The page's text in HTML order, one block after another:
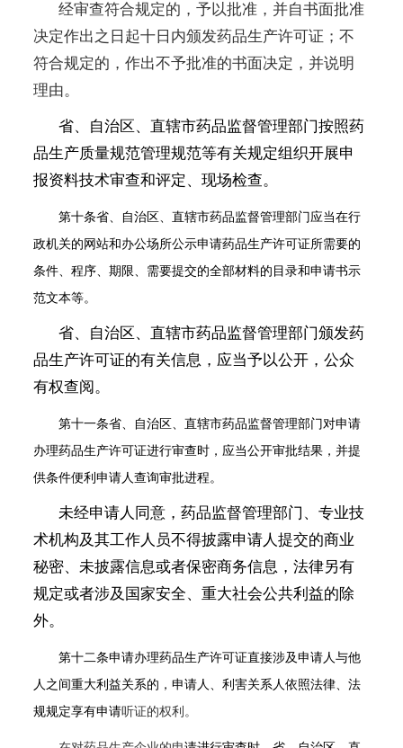
经审查符合规定的，予以批准，并自书面批准
决定作出之日起十日内颁发药品生产许可证；不
符合规定的，作出不予批准的书面决定，并说明
理由。
省、自治区、直辖市药品监督管理部门按照药
品生产质量规范管理规范等有关规定组织开展申
报资料技术审查和评定、现场检查。
第十条省、自治区、直辖市药品监督管理部门应当在行
政机关的网站和办公场所公示申请药品生产许可证所需要的
条件、程序、期限、需要提交的全部材料的目录和申请书示
范文本等。
省、自治区、直辖市药品监督管理部门颁发药
品生产许可证的有关信息，应当予以公开，公众
有权查阅。
第十一条省、自治区、直辖市药品监督管理部门对申请
办理药品生产许可证进行审查时，应当公开审批结果，并提
供条件便利申请人查询审批进程。
未经申请人同意，药品监督管理部门、专业技
术机构及其工作人员不得披露申请人提交的商业
秘密、未披露信息或者保密商务信息，法律另有
规定或者涉及国家安全、重大社会公共利益的除
外。
第十二条申请办理药品生产许可证直接涉及申请人与他
人之间重大利益关系的，申请人、利害关系人依照法律、法
规规定享有申请听证的权利。